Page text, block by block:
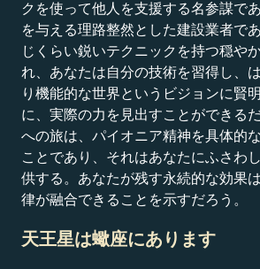
クを使って他人を支援する名参謀で
を与える理路整然とした建設業者で
じくらい鋭いテクニックを持つ穏や
れ、あなたは自分の技術を習得し、
り機能的な世界というビジョンに賢
に、実際の力を見出すことができる
への旅は、パイオニア精神を具体的
ことであり、それはあなたにふさわ
供する。あなたが残す永続的な効果
律が融合できることを示すだろう。
天王星は蠍座にあります